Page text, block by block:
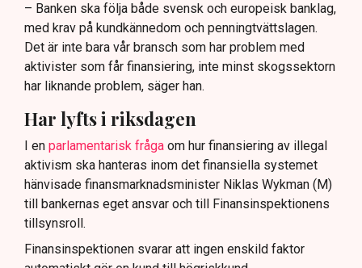
– Banken ska följa både svensk och europeisk banklag,
med krav på kundkännedom och penningtvättslagen.
Det är inte bara vår bransch som har problem med
aktivister som får finansiering, inte minst skogssektorn
har liknande problem, säger han.
Har lyfts i riksdagen
I en parlamentarisk fråga om hur finansiering av illegal
aktivism ska hanteras inom det finansiella systemet
hänvisade finansmarknadsminister Niklas Wykman (M)
till bankernas eget ansvar och till Finansinspektionens
tillsynsroll.
Finansinspektionen svarar att ingen enskild faktor